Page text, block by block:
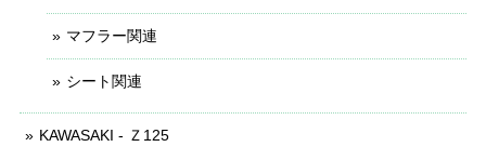
マフラー関連
シート関連
KAWASAKI - Ｚ125